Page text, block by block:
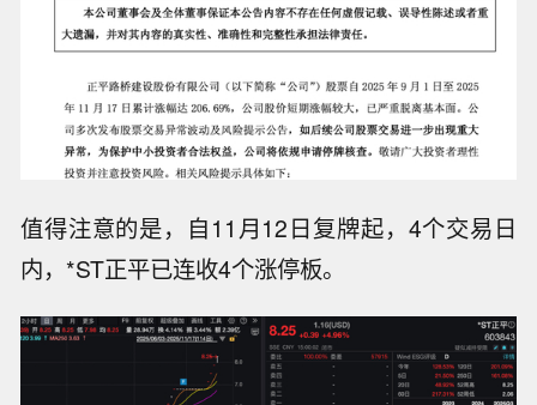
值得注意的是，自11月12日复牌起，4个交易日
内，*ST正平已连收4个涨停板。